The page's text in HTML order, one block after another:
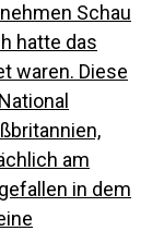
Schau
hatte das
waren. Diese
am
in dem